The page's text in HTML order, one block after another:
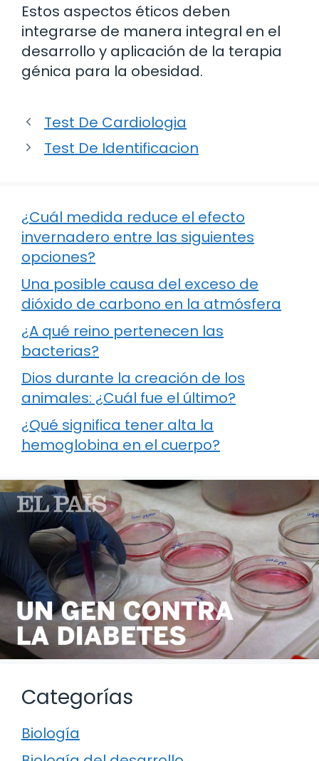
Estos aspectos éticos deben
integrarse de manera integral en el
desarrollo y aplicación de la terapia
génica para la obesidad.
Test De Cardiologia
Test De Identificacion
¿Cuál medida reduce el efecto
invernadero entre las siguientes
opciones?
Una posible causa del exceso de
dióxido de carbono en la atmósfera
¿A qué reino pertenecen las
bacterias?
Dios durante la creación de los
animales: ¿Cuál fue el último?
¿Qué significa tener alta la
hemoglobina en el cuerpo?
Categorías
Biología